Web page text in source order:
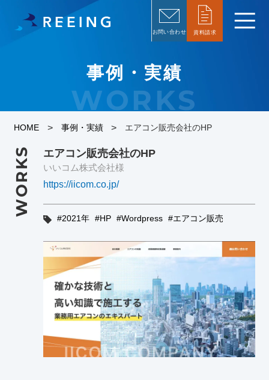
資料請求
お問い合わせ
事例・実績
WORKS
HOME > 事例・実績 > エアコン販売会社のHP
WORKS エアコン販売会社のHP
いいコム株式会社様
https://iicom.co.jp/
2021年 HP Wordpress エアコン販売